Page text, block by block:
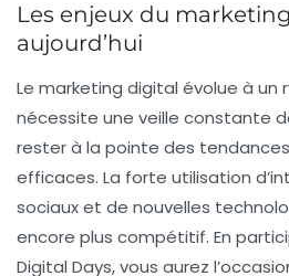
Les enjeux du
aujourd’hui
Le marketing digital évolue à un
nécessite une veille constante
rester à la pointe des
efficaces. La forte utilisation
sociaux et de nouvelles
encore plus compétitif. En
Digital Days, vous aurez